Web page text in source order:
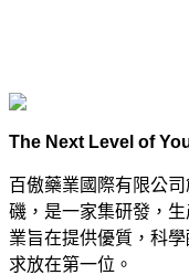
The Next Level of
百傲藥業國際有限公
磯，是一家集研發，
業旨在提供優質，科
求放在第一位。